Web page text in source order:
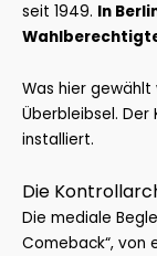
seit 1949. In
Was hier gewählt
Überbleibsel.
installiert.
Die
Die mediale
Comeback“, von